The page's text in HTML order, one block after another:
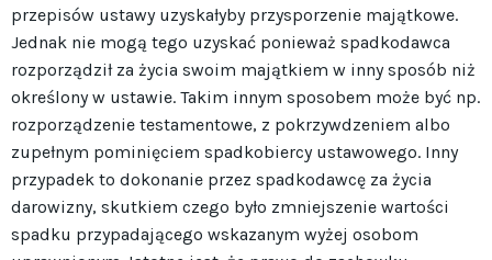
przepisów ustawy uzyskałyby przysporzenie majątkowe.
Jednak nie mogą tego uzyskać ponieważ spadkodawca
rozporządził za życia swoim majątkiem w inny sposób niż
określony w ustawie. Takim innym sposobem może być np.
rozporządzenie testamentowe, z pokrzywdzeniem albo
zupełnym pominięciem spadkobiercy ustawowego. Inny
przypadek to dokonanie przez spadkodawcę za życia
darowizny, skutkiem czego było zmniejszenie wartości
spadku przypadającego wskazanym wyżej osobom